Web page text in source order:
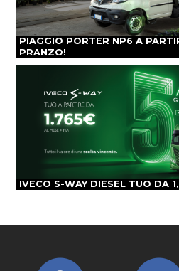
PIAGGIO PORTER NP6 A
PRANZO!
IVECO S-WAY DIESEL TUO DA